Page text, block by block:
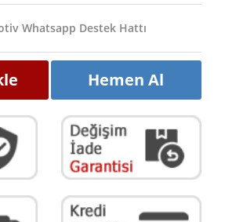
Whatsapp Destek Hattı
Hemen Al